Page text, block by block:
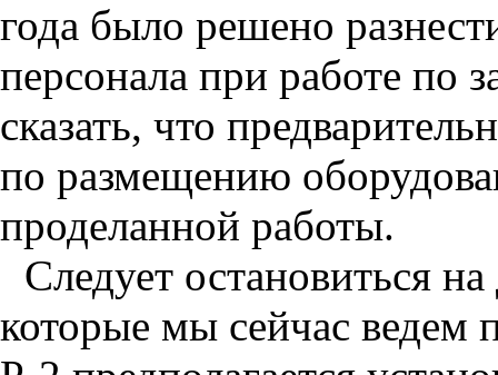
года было решено
персонала при работе по
сказать, что
по размещению
проделанной работы.
Следует остановиться
которые мы сейчас ведем